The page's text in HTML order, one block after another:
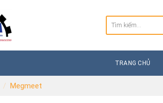
Tìm
TRANG CHỦ
/ Megmeet